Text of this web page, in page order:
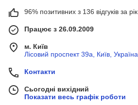
96% позитивних з 136 відгуків за рік
Працює з 26.09.2009
м. Київ
Лісовий проспект 39а, Київ, Україна
Контакти
Сьогодні вихідний
Показати весь графік роботи